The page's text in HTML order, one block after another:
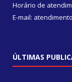
Horário de
E-mail:
ÚLTIMAS